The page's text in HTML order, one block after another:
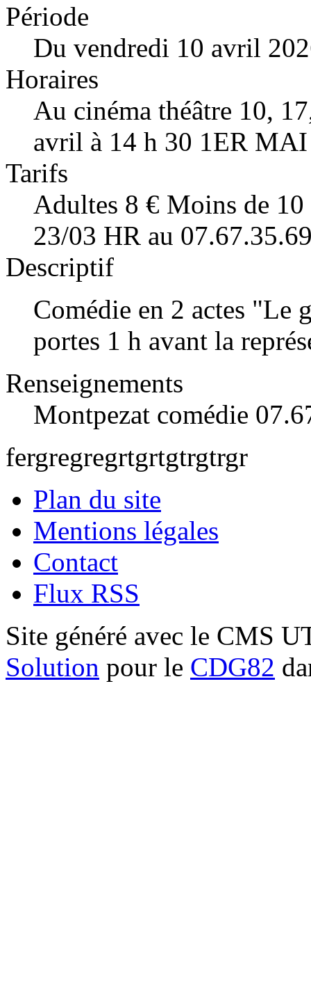
Période
Du vendredi 10 avril
Horaires
Au cinéma théâtre 10,
avril à 14 h 30 1ER
Tarifs
Adultes 8 € Moins de
23/03 HR au
Descriptif
Comédie en 2 actes "Le
portes 1 h avant la
Renseignements
Montpezat comédie
fergregregrtgrtgtrgtrgr
Plan du site
Mentions légales
Contact
Flux RSS
Site généré avec le CMS
Solution pour le CDG82